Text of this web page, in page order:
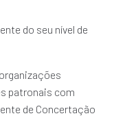
do seu nível de
patronais com
de Concertação